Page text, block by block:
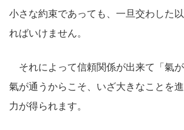
小さな約束であっても、一旦交わした
ればいけません。
それによって信頼関係が出来て「氣が
氣が通うからこそ、いざ大きなことを
力が得られます。